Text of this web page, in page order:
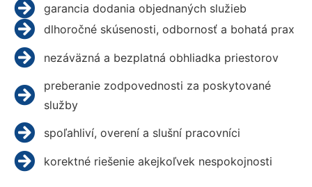
garancia dodania objednaných služieb
dlhoročné skúsenosti, odbornosť a bohatá prax
nezáväzná a bezplatná obhliadka priestorov
preberanie zodpovednosti za poskytované
služby
spoľahliví, overení a slušní pracovníci
korektné riešenie akejkoľvek nespokojnosti